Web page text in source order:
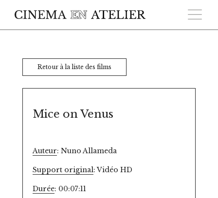
Retour à la liste des films
Mice on Venus
Auteur: Nuno Allameda
Support original: Vidéo HD
Durée: 00:07:11